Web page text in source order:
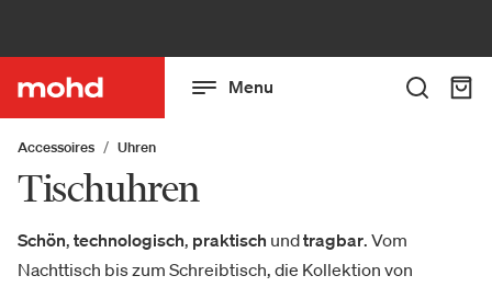
Menu
Accessoires Uhren
Tischuhren
Schön, technologisch, praktisch undtragbar. Vom
Nachttisch bis zum Schreibtisch, die Kollektion von